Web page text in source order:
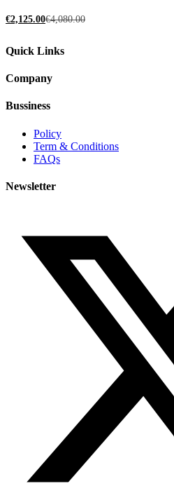
€2,125.00€4,080.00
Quick Links
Company
Bussiness
Policy
Term & Conditions
FAQs
Newsletter